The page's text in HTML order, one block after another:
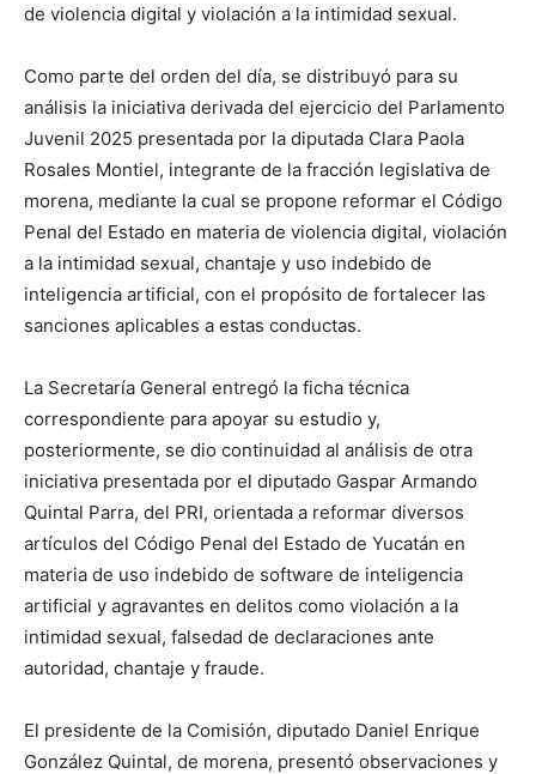
de violencia digital y violación a la intimidad sexual.
Como parte del orden del día, se distribuyó para su
análisis la iniciativa derivada del ejercicio del Parlamento
Juvenil 2025 presentada por la diputada Clara Paola
Rosales Montiel, integrante de la fracción legislativa de
morena, mediante la cual se propone reformar el Código
Penal del Estado en materia de violencia digital, violación
a la intimidad sexual, chantaje y uso indebido de
inteligencia artificial, con el propósito de fortalecer las
sanciones aplicables a estas conductas.
La Secretaría General entregó la ficha técnica
correspondiente para apoyar su estudio y,
posteriormente, se dio continuidad al análisis de otra
iniciativa presentada por el diputado Gaspar Armando
Quintal Parra, del PRI, orientada a reformar diversos
artículos del Código Penal del Estado de Yucatán en
materia de uso indebido de software de inteligencia
artificial y agravantes en delitos como violación a la
intimidad sexual, falsedad de declaraciones ante
autoridad, chantaje y fraude.
El presidente de la Comisión, diputado Daniel Enrique
González Quintal, de morena, presentó observaciones y